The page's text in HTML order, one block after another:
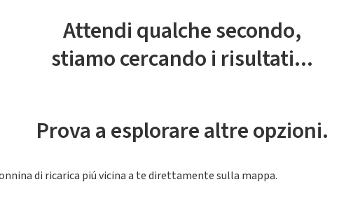
Attendi qualche secondo,
stiamo cercando i risultati...
Prova a esplorare altre opzioni.
di ricarica piú vicina a te direttamente sulla mappa.